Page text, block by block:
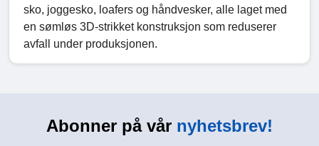
sko, joggesko, loafers og håndvesker, alle laget med
en sømløs 3D-strikket konstruksjon som reduserer
avfall under produksjonen.
Abonner på vår nyhetsbrev!